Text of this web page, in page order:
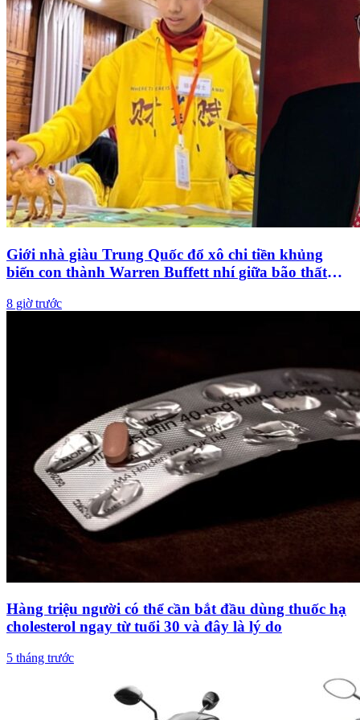
Giới nhà giàu Trung Quốc đổ xô chi tiền khủng
biến con thành Warren Buffett nhí giữa bão thất
8 giờ trước
Hàng triệu người có thể cần bắt đầu dùng thuốc hạ
cholesterol ngay từ tuổi 30 và đây là lý do
5 tháng trước